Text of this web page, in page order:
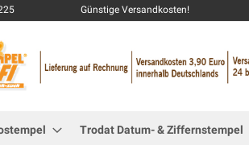
Günstige Versandkosten!
Trodat Datum- & Ziffernstempel